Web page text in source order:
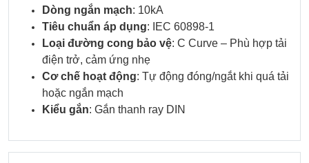
Dòng ngắn mạch: 10kA
Tiêu chuẩn áp dụng: IEC 60898-1
Loại đường cong bảo vệ: C Curve – Phù hợp tải
điện trở, cảm ứng nhẹ
Cơ chế hoạt động: Tự động đóng/ngắt khi quá tải
hoặc ngắn mạch
Kiểu gắn: Gắn thanh ray DIN